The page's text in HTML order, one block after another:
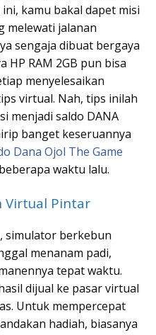
kamu bakal dapet misi
melewati jalanan
sengaja dibuat bergaya
HP RAM 2GB pun bisa
menyelesaikan
virtual. Nah, tips inilah
menjadi saldo DANA
banget keseruannya
Dana Ojol The Game
waktu lalu.
Virtual Pintar
simulator berkebun
menanam padi,
tepat waktu.
dijual ke pasar virtual
Untuk mempercepat
hadiah, biasanya